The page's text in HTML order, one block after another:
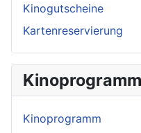
Kinogutscheine
Kartenreservierung
Kinoprogramm
Kinoprogramm